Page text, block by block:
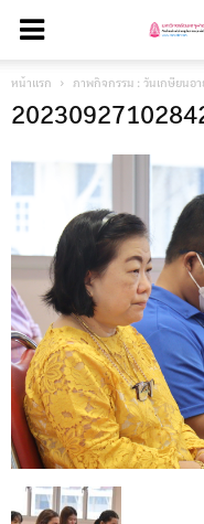
หน้าแรก ภาพกิจกรรม : วันเกษียนอา